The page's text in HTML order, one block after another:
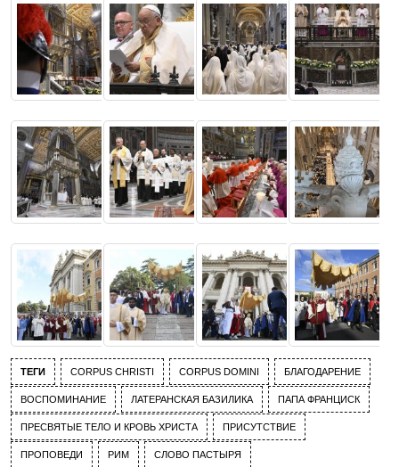
ТЕГИ CORPUS CHRISTI CORPUS DOMINI БЛАГОДАРЕНИЕ
ВОСПОМИНАНИЕ ЛАТЕРАНСКАЯ БАЗИЛИКА ПАПА ФРАНЦИСК
ПРЕСВЯТЫЕ ТЕЛО И КРОВЬ ХРИСТА ПРИСУТСТВИЕ
ПРОПОВЕДИ РИМ СЛОВО ПАСТЫРЯ